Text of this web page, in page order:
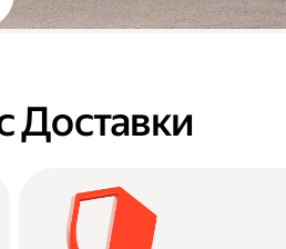
Доставки